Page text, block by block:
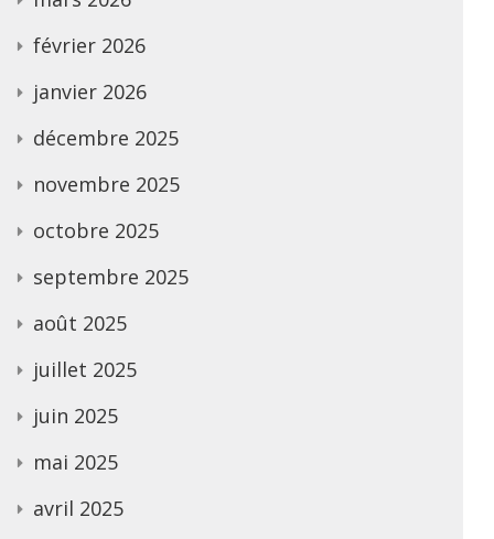
février 2026
janvier 2026
décembre 2025
novembre 2025
octobre 2025
septembre 2025
août 2025
juillet 2025
juin 2025
mai 2025
avril 2025